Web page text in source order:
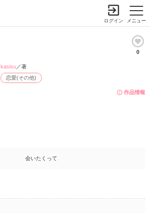
メニュー
ログイン
0
作品情報
恋愛(その他)
kasisu／著
会いたくって